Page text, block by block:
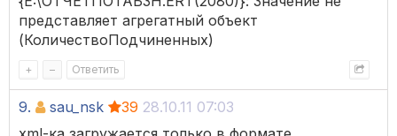
представляет агрегатный объект
(КоличествоПодчиненных)
+ – Ответить
9. sau_nsk 39 28.10.11 07:03